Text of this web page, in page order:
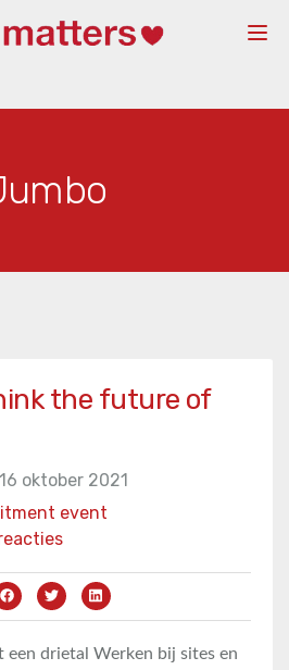
the future of
16 oktober 2021
event
een drietal Werken bij sites en